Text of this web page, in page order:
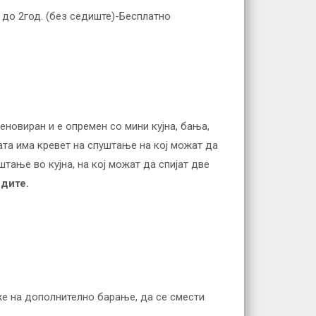
2год. (без седиште)-Бесплатно
и е опремен со мини кујна, бања,
има кревет на спуштање на кој можат да
во кујна, на кој можат да спијат две
на дополнително барање, да се смести